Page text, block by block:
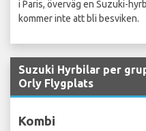
i Paris, överväg en Suzuki-
kommer inte att bli besviken.
Suzuki Hyrbilar per
Orly Flygplats
Kombi